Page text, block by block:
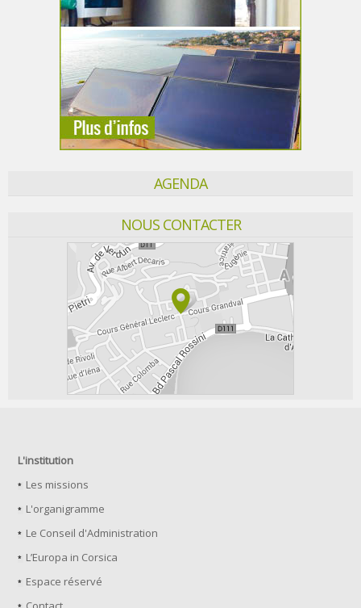
AGENDA
NOUS CONTACTER
L'institution
Les missions
L'organigramme
Le Conseil d'Administration
L’Europa in Corsica
Espace réservé